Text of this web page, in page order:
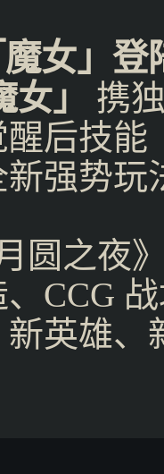
女」登
女」
携
后技能
强势玩
圆之夜
CCG
英雄、